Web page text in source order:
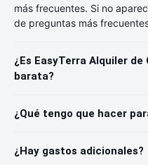
más frecuentes. Si no
de preguntas más
¿Es EasyTerra Alquiler
barata?
¿Qué tengo que hacer
¿Hay gastos adicionales?